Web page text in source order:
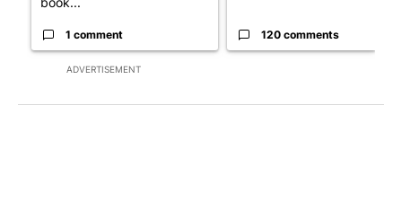
ADVERTISEMENT
1 comment 120 comments